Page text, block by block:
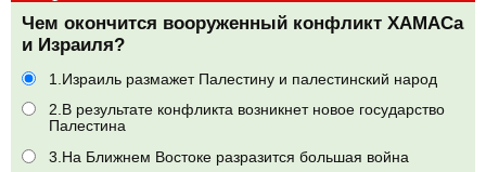
Чем окончится вооруженный конфликт ХАМАСа
и Израиля?
1.Израиль размажет Палестину и палестинский народ
2.В результате конфликта возникнет новое государство
Палестина
3.На Ближнем Востоке разразится большая война